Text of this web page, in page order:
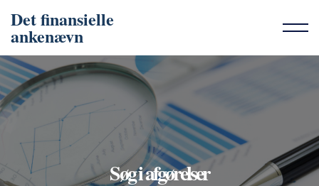
Det finansielle
ankenævn
Søg i afgørelser